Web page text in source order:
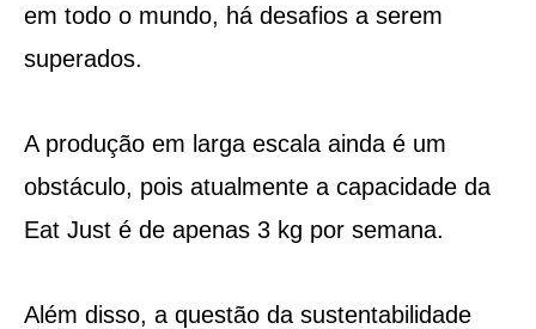
em todo o mundo, há desafios a serem
superados.
A produção em larga escala ainda é um
obstáculo, pois atualmente a capacidade da
Eat Just é de apenas 3 kg por semana.
Além disso, a questão da sustentabilidade